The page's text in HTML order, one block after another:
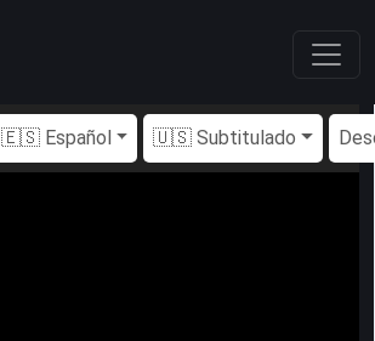
🇪🇸 Español 🇺🇸 Subtitulado